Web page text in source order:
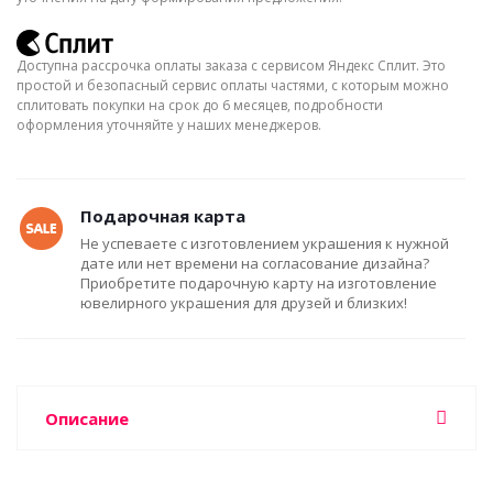
Доступна рассрочка оплаты заказа с сервисом Яндекс Сплит. Это
простой и безопасный сервис оплаты частями, с которым можно
сплитовать покупки на срок до 6 месяцев, подробности
оформления уточняйте у наших менеджеров.
Подарочная карта
Не успеваете с изготовлением украшения к нужной
дате или нет времени на согласование дизайна?
Приобретите подарочную карту на изготовление
ювелирного украшения для друзей и близких!
Описание